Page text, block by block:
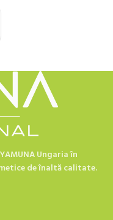
Ungaria în
de înaltă calitate.